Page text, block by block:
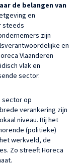
de belangen van
en
steeds
zijn
en
Vlaanderen
vlak en
sector.
sector op
verankering zijn
niveau. Bij het
(politieke)
werkveld, de
Zo streeft Horeca